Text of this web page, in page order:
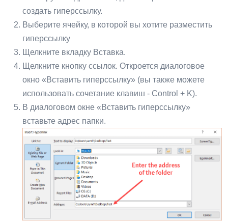
создать гиперссылку.
Выберите ячейку, в которой вы хотите разместить
гиперссылку
Щелкните вкладку Вставка.
Щелкните кнопку ссылок. Откроется диалоговое
окно «Вставить гиперссылку» (вы также можете
использовать сочетание клавиш - Control + K).
В диалоговом окне «Вставить гиперссылку»
вставьте адрес папки.